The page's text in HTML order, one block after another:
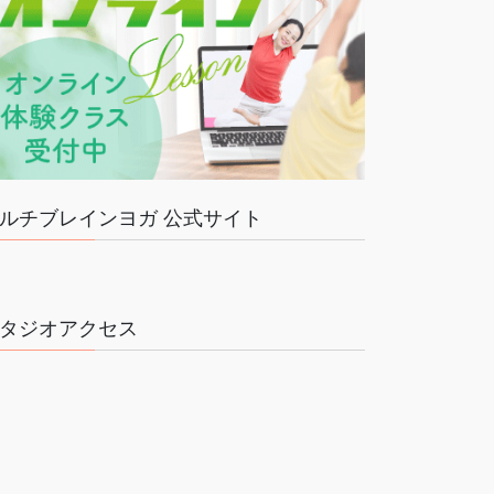
チブレインヨガ 公式サイト
ジオアクセス